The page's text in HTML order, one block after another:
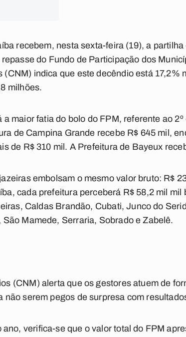
recebem, nesta sexta-feira (19), a
do Fundo de Participação dos
indica que este decêndio está 17,2%
milhões.
maior fatia do bolo do FPM, referente ao
de Campina Grande recebe R$ 645 mil,
de R$ 310 mil. A Prefeitura de Bayeux
embolsam o mesmo valor bruto: R$
cada prefeitura perceberá R$ 58,2 mil mil
Caldas Brandão, Cubati, Junco do
Mamede, Serraria, Sobrado e Zabelê.
(CNM) alerta que os gestores atuem de
não serem pegos de surpresa com
verifica-se que o valor total do FPM